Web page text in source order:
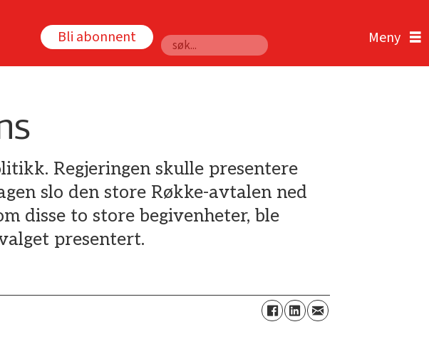
Bli abonnent
Søk
Regjeringen skulle presentere
slo den store Røkke-avtalen ned
disse to store begivenheter, ble
presentert.